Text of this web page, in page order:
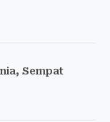
Sempat